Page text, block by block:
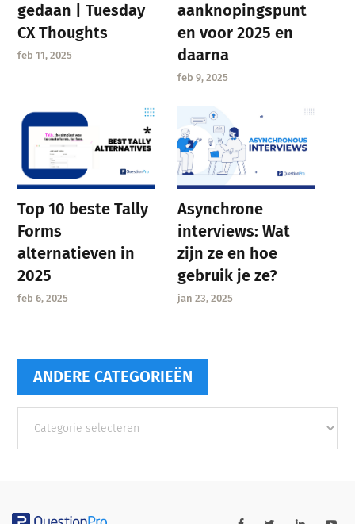
gedaan | Tuesday
CX Thoughts
feb 11, 2025
aanknopingspunt
en voor 2025 en
daarna
feb 9, 2025
Top 10 beste Tally
Forms
alternatieven in
2025
feb 6, 2025
Asynchrone
interviews: Wat
zijn ze en hoe
gebruik je ze?
jan 23, 2025
ANDERE CATEGORIEËN
categorieën